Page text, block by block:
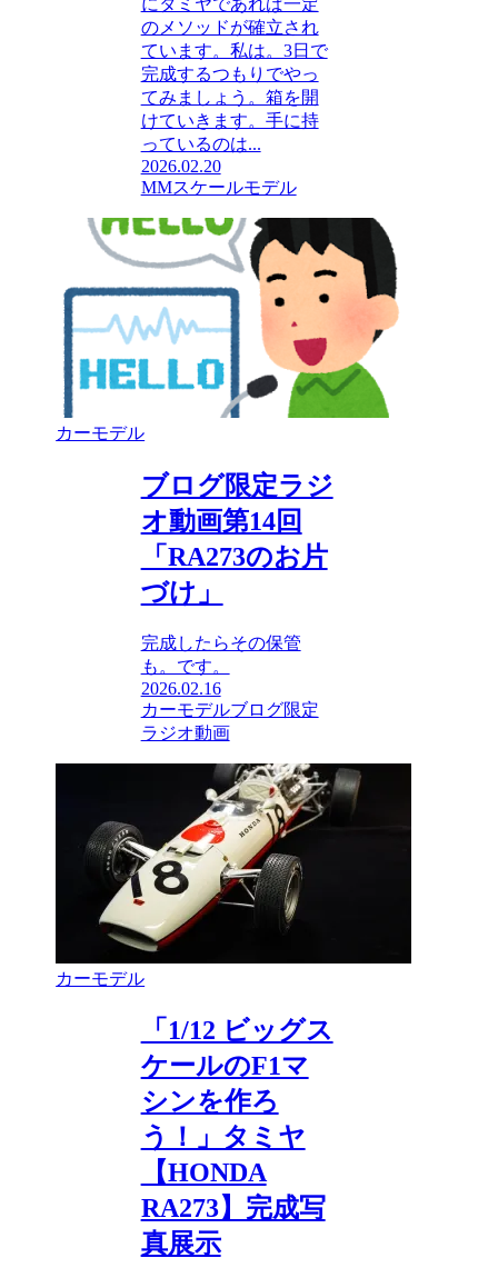
のメソッドが確立され
ています。私は。3日で
完成するつもりでやっ
てみましょう。箱を開
けていきます。手に持
っているのは...
2026.02.20
MMスケールモデル
カーモデル
ブログ限定ラジ
オ動画第14回
「RA273のお片
づけ」
完成したらその保管
も。です。
2026.02.16
カーモデルブログ限定
ラジオ動画
カーモデル
「1/12 ビッグス
ケールのF1マ
シンを作ろ
う！」タミヤ
【HONDA
RA273】完成写
真展示